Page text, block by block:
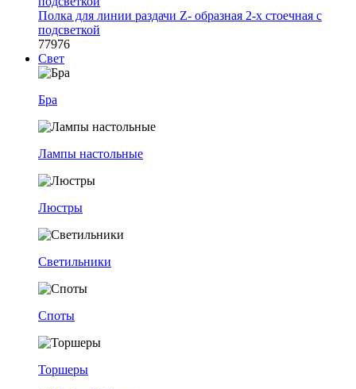
Полка для линии раздачи Z- образная 2-х стоечная с
подсветкой
77976
Свет
Бра
Лампы настольные
Люстры
Светильники
Споты
Торшеры